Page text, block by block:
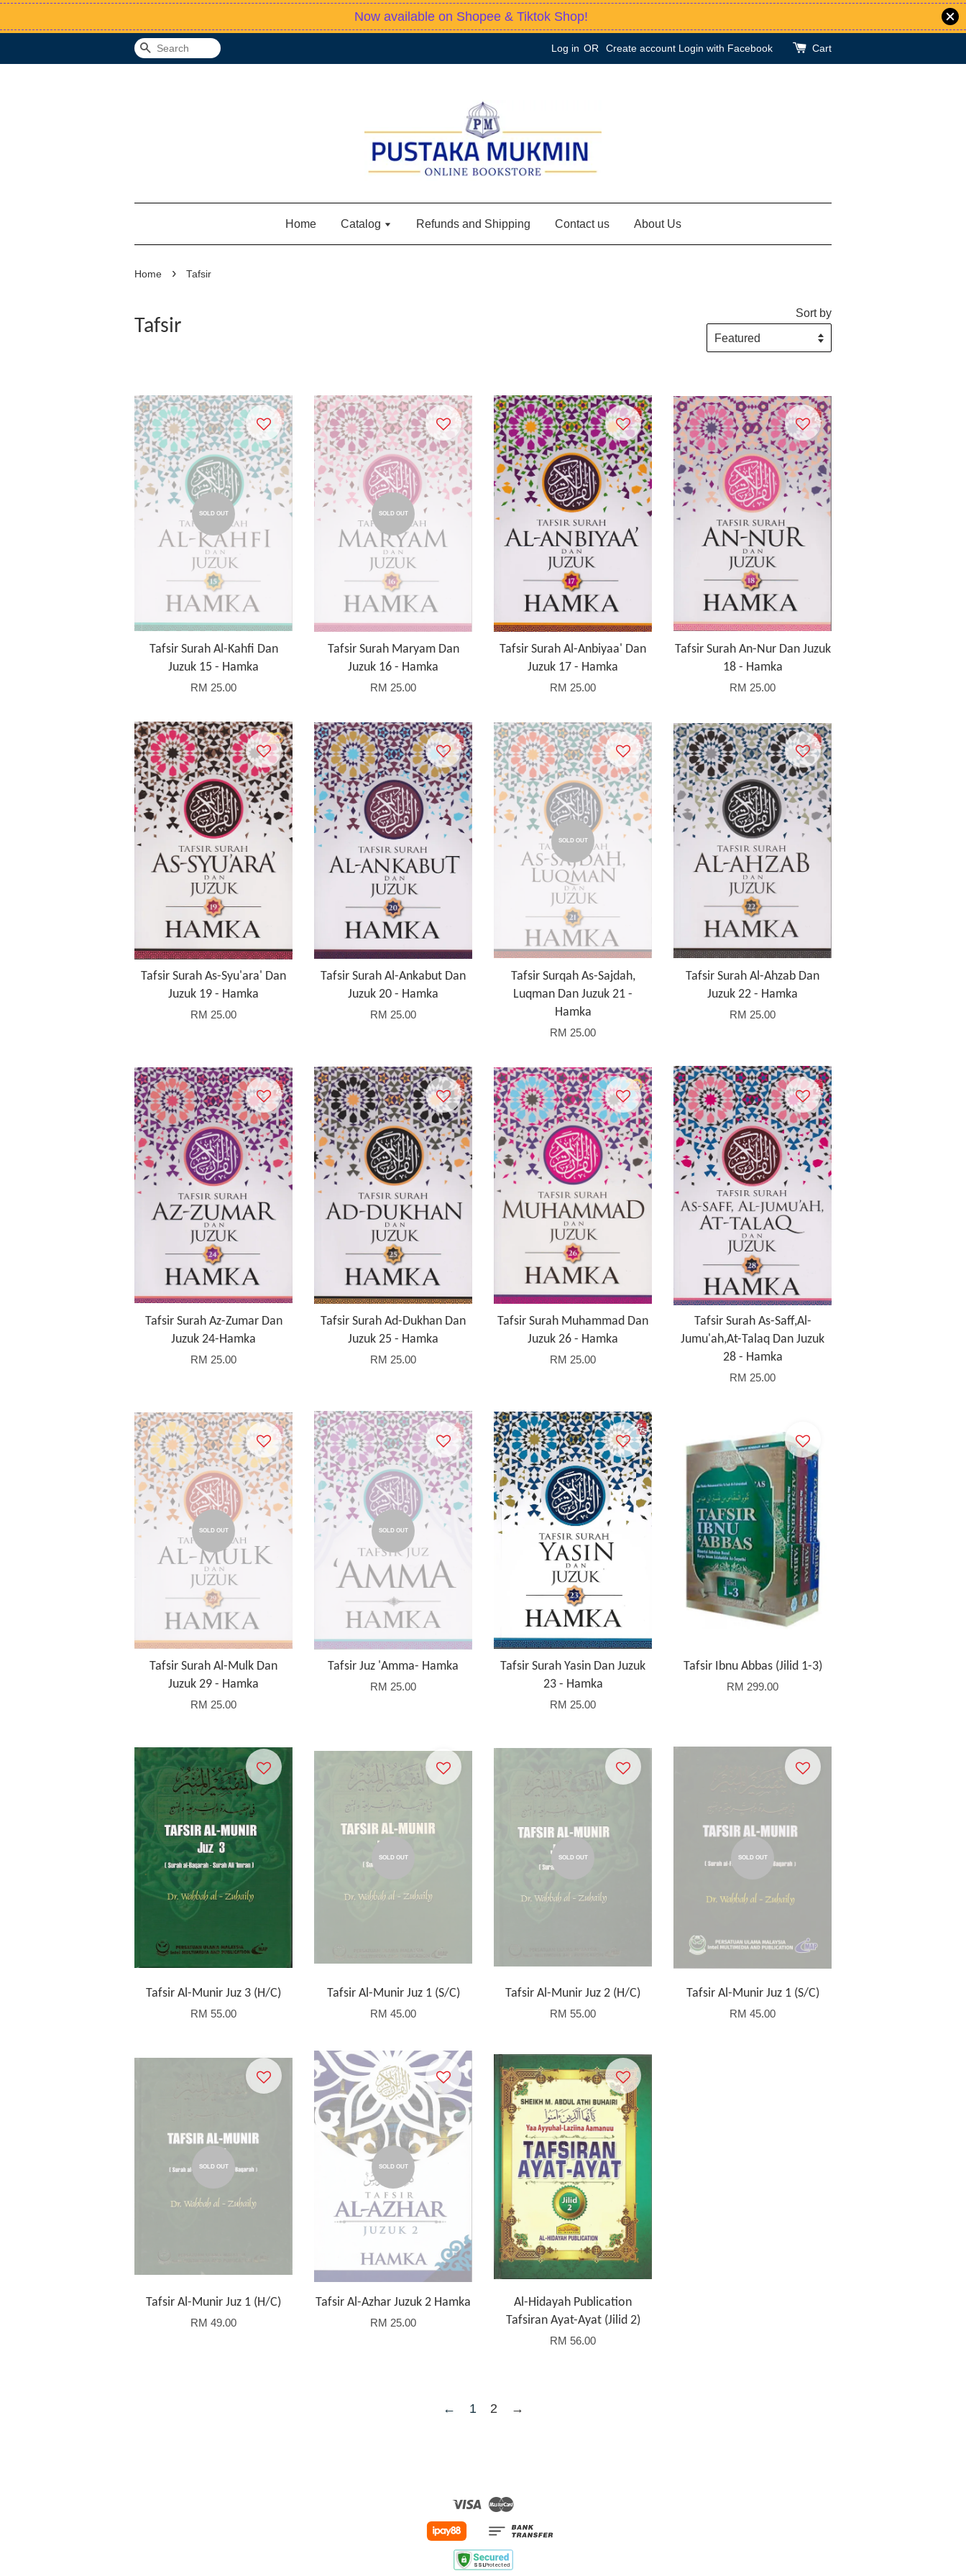
Now available on Shopee & Tiktok Shop!
Search Log in OR Create account Login with Facebook Cart
Home Catalog Refunds and Shipping Contact us About Us
Home › Tafsir
Tafsir
Sort by
SOLD OUT
Tafsir Surah Al-Kahfi Dan
Juzuk 15 - Hamka
RM 25.00
SOLD OUT
Tafsir Surah Maryam Dan
Juzuk 16 - Hamka
RM 25.00
Tafsir Surah Al-Anbiyaa' Dan
Juzuk 17 - Hamka
RM 25.00
Tafsir Surah An-Nur Dan Juzuk
18 - Hamka
RM 25.00
Tafsir Surah As-Syu'ara' Dan
Juzuk 19 - Hamka
RM 25.00
Tafsir Surah Al-Ankabut Dan
Juzuk 20 - Hamka
RM 25.00
SOLD OUT
Tafsir Surqah As-Sajdah,
Luqman Dan Juzuk 21 -
Hamka
RM 25.00
Tafsir Surah Al-Ahzab Dan
Juzuk 22 - Hamka
RM 25.00
Tafsir Surah Az-Zumar Dan
Juzuk 24-Hamka
RM 25.00
Tafsir Surah Ad-Dukhan Dan
Juzuk 25 - Hamka
RM 25.00
Tafsir Surah Muhammad Dan
Juzuk 26 - Hamka
RM 25.00
Tafsir Surah As-Saff,Al-
Jumu'ah,At-Talaq Dan Juzuk
28 - Hamka
RM 25.00
SOLD OUT
Tafsir Surah Al-Mulk Dan
Juzuk 29 - Hamka
RM 25.00
SOLD OUT
Tafsir Juz 'Amma- Hamka
RM 25.00
Tafsir Surah Yasin Dan Juzuk
23 - Hamka
RM 25.00
Tafsir Ibnu Abbas (Jilid 1-3)
RM 299.00
Tafsir Al-Munir Juz 3 (H/C)
RM 55.00
SOLD OUT
Tafsir Al-Munir Juz 1 (S/C)
RM 45.00
SOLD OUT
Tafsir Al-Munir Juz 2 (H/C)
RM 55.00
SOLD OUT
Tafsir Al-Munir Juz 1 (S/C)
RM 45.00
SOLD OUT
Tafsir Al-Munir Juz 1 (H/C)
RM 49.00
SOLD OUT
Tafsir Al-Azhar Juzuk 2 Hamka
RM 25.00
Al-Hidayah Publication
Tafsiran Ayat-Ayat (Jilid 2)
RM 56.00
← 1 2 →
Visa